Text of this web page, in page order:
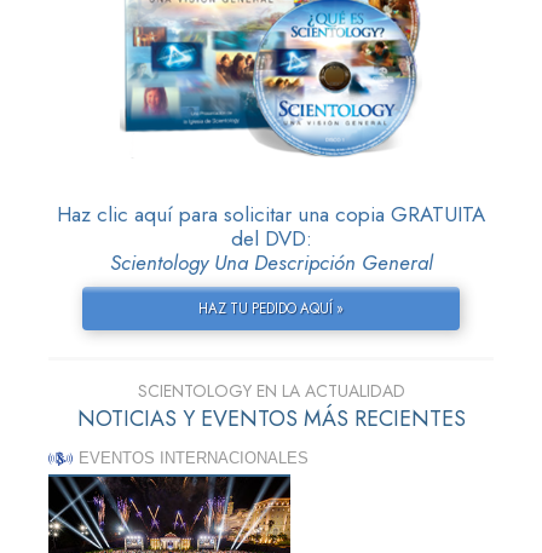
Haz clic aquí para solicitar una copia GRATUITA
del DVD:
Scientology Una Descripción General
HAZ TU PEDIDO AQUÍ »
SCIENTOLOGY EN LA ACTUALIDAD
NOTICIAS Y EVENTOS MÁS RECIENTES
EVENTOS INTERNACIONALES